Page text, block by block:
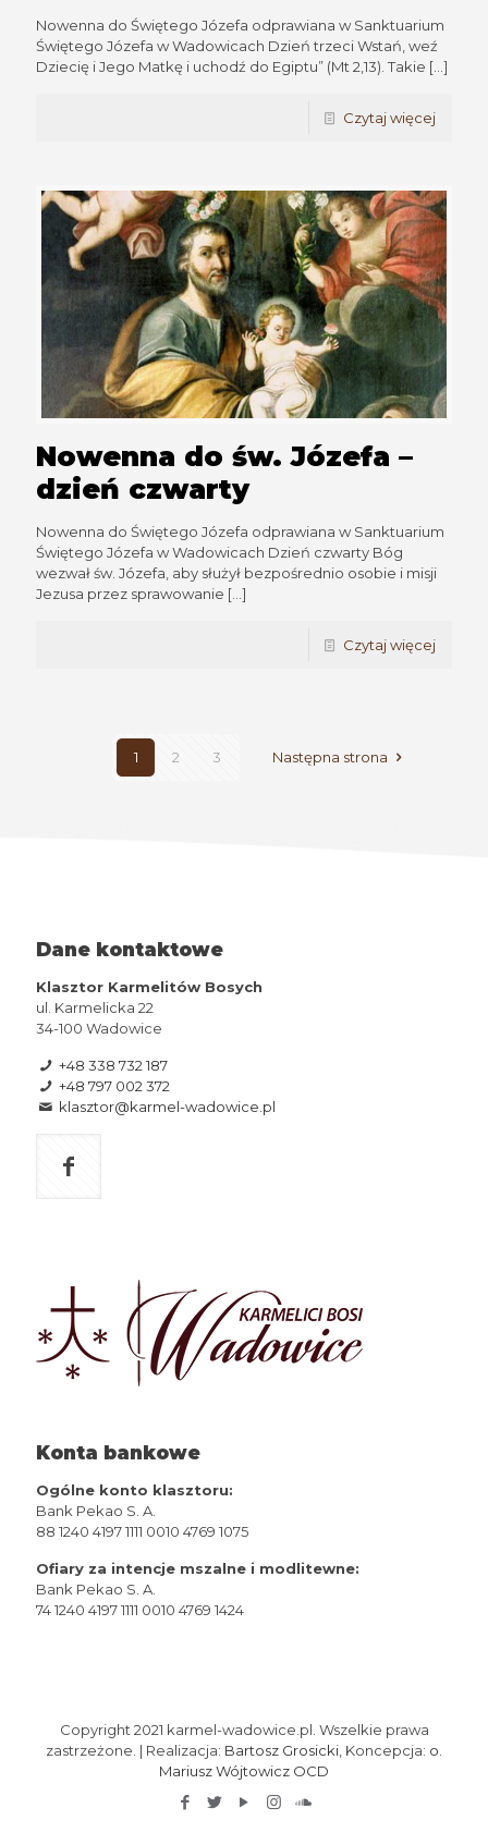
Nowenna do Świętego Józefa odprawiana w Sanktuarium
Świętego Józefa w Wadowicach Dzień trzeci Wstań, weź
Dziecię i Jego Matkę i uchodź do Egiptu” (Mt 2,13). Takie […]
Czytaj więcej
Nowenna do św. Józefa –
dzień czwarty
Nowenna do Świętego Józefa odprawiana w Sanktuarium
Świętego Józefa w Wadowicach Dzień czwarty Bóg
wezwał św. Józefa, aby służył bezpośrednio osobie i misji
Jezusa przez sprawowanie […]
Czytaj więcej
1 2 3 Następna strona
Dane kontaktowe
Klasztor Karmelitów Bosych
ul. Karmelicka 22
34-100 Wadowice
+48 338 732 187
+48 797 002 372
klasztor@karmel-wadowice.pl
Konta bankowe
Ogólne konto klasztoru:
Bank Pekao S. A.
88 1240 4197 1111 0010 4769 1075
Ofiary za intencje mszalne i modlitewne:
Bank Pekao S. A.
74 1240 4197 1111 0010 4769 1424
Copyright 2021 karmel-wadowice.pl. Wszelkie prawa
zastrzeżone. | Realizacja: Bartosz Grosicki , Koncepcja: o.
Mariusz Wójtowicz OCD